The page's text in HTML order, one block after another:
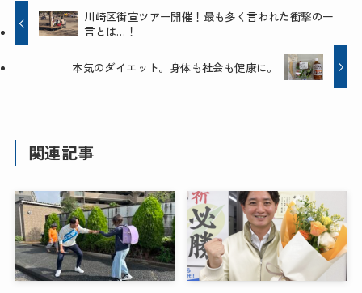
川崎区街宣ツアー開催！最も多く言われた衝撃の一
言とは…！
本気のダイエット。身体も社会も健康に。
関連記事